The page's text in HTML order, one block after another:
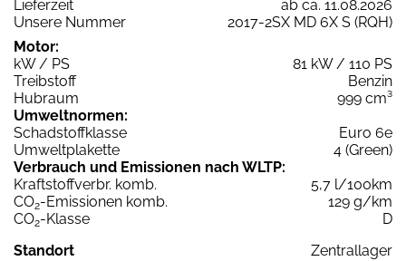
Lieferzeit
ab ca. 11.08.2026
Unsere Nummer
2017-2SX MD 6X S (RQH)
Motor:
kW / PS
81 kW / 110 PS
Treibstoff
Benzin
Hubraum
999 cm³
Umweltnormen:
Schadstoffklasse
Euro 6e
Umweltplakette
4 (Green)
Verbrauch und Emissionen nach WLTP:
Kraftstoffverbr. komb.
5,7 l/100km
CO2-Emissionen komb.
129 g/km
CO2-Klasse
D
Standort
Zentrallager